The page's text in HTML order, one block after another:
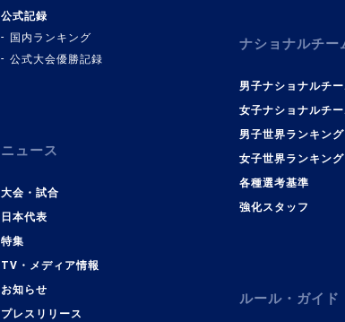
公式記録
国内ランキング
公式大会優勝記録
ニュース
大会・試合
日本代表
特集
TV・メディア情報
お知らせ
プレスリリース
ナショナルチー
男子ナショナルチ
女子ナショナルチ
男子世界ランキング
女子世界ランキング
各種選考基準
強化スタッフ
ルール・ガイド